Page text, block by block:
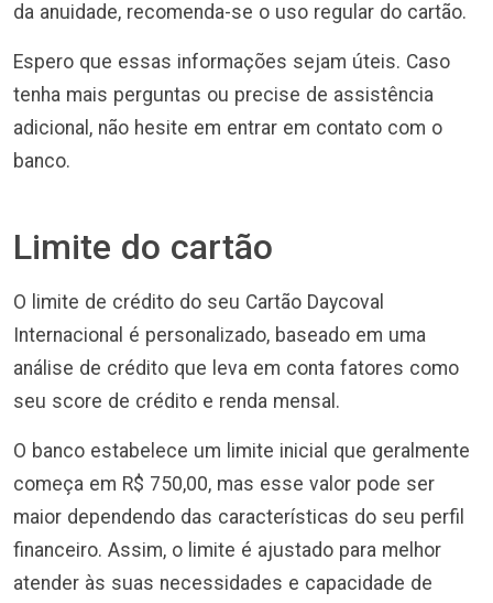
da anuidade, recomenda-se o uso regular do cartão.
Espero que essas informações sejam úteis. Caso
tenha mais perguntas ou precise de assistência
adicional, não hesite em entrar em contato com o
banco.
Limite do cartão
O limite de crédito do seu Cartão Daycoval
Internacional é personalizado, baseado em uma
análise de crédito que leva em conta fatores como
seu score de crédito e renda mensal.
O banco estabelece um limite inicial que geralmente
começa em R$ 750,00, mas esse valor pode ser
maior dependendo das características do seu perfil
financeiro. Assim, o limite é ajustado para melhor
atender às suas necessidades e capacidade de